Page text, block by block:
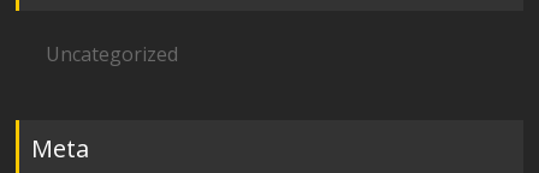
Uncategorized
Meta